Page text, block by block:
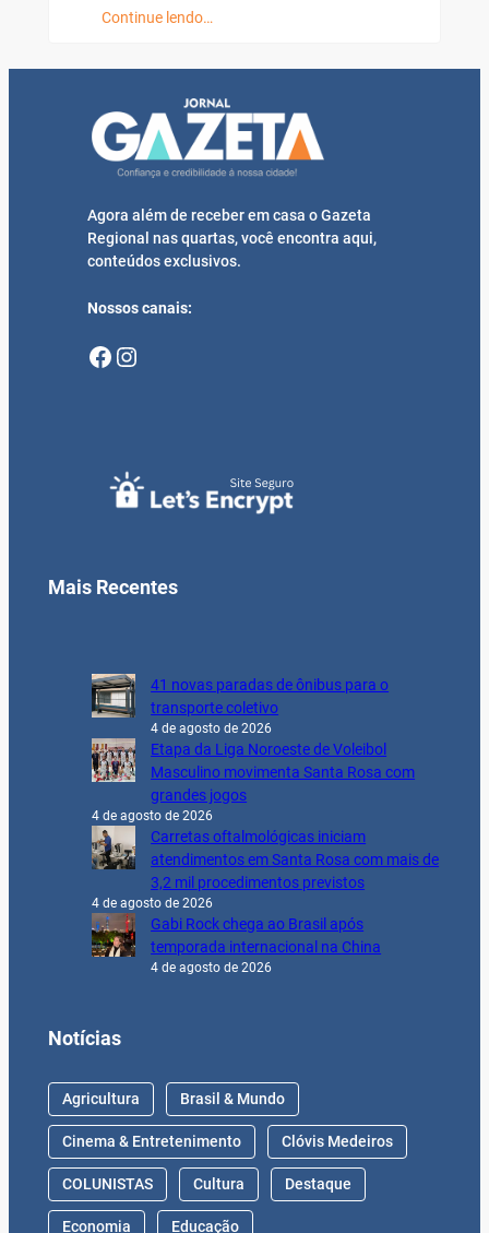
Continue lendo…
Agora além de receber em casa o Gazeta
Regional nas quartas, você encontra aqui,
conteúdos exclusivos.
Nossos canais:
Facebook Instagram
Mais Recentes
41 novas paradas de ônibus para o
transporte coletivo
4 de agosto de 2026
Etapa da Liga Noroeste de Voleibol
Masculino movimenta Santa Rosa com
grandes jogos
4 de agosto de 2026
Carretas oftalmológicas iniciam
atendimentos em Santa Rosa com mais de
3,2 mil procedimentos previstos
4 de agosto de 2026
Gabi Rock chega ao Brasil após
temporada internacional na China
4 de agosto de 2026
Notícias
Agricultura Brasil & Mundo
Cinema & Entretenimento Clóvis Medeiros
COLUNISTAS Cultura Destaque
Economia Educação